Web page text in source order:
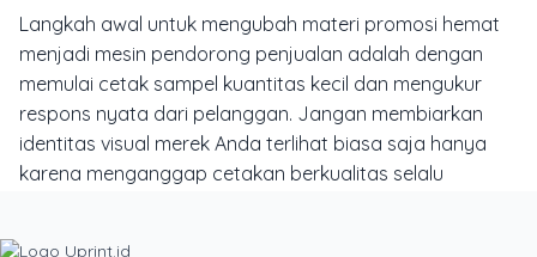
Langkah awal untuk mengubah materi promosi hemat
menjadi mesin pendorong penjualan adalah dengan
memulai cetak sampel kuantitas kecil dan mengukur
respons nyata dari pelanggan. Jangan membiarkan
identitas visual merek Anda terlihat biasa saja hanya
karena menganggap cetakan berkualitas selalu
Menjaga konsistensi warna logo, tipografi, dan bahan